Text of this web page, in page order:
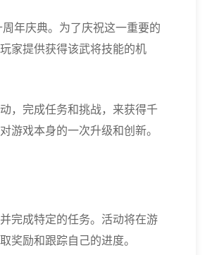
年庆典。为了庆祝这一重要的
家提供获得该武将技能的机
，完成任务和挑战，来获得千
游戏本身的一次升级和创新。
完成特定的任务。活动将在游
奖励和跟踪自己的进度。